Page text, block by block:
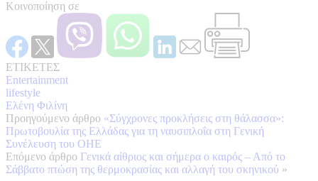
Κοινοποίηση σε
ΕΤΙΚΕΤΕΣ
Entertainment
lifestyle
Ελένη Φιλίνη
Προηγούμενο άρθρο «Σύγχρονες προκλήσεις στη θάλασσα»:
Πρωτοβουλία της Ελλάδας για τη ναυσιπλοΐα στη Γενική
Συνέλευση του ΟΗΕ
Επόμενο άρθρο Γενικά αίθριος και σήμερα ο καιρός – Από το
Σάββατο πτώση της θερμοκρασίας και αλλαγή του σκηνικού »